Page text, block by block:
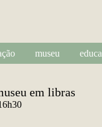
museu
em libras